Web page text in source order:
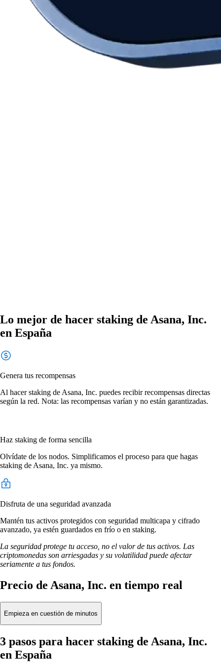
Lo mejor de hacer staking de Asana, Inc.
en España
Genera tus recompensas
Al hacer staking de Asana, Inc. puedes recibir recompensas directas
según la red. Nota: las recompensas varían y no están garantizadas.
Haz staking de forma sencilla
Olvídate de los nodos. Simplificamos el proceso para que hagas
staking de Asana, Inc. ya mismo.
Disfruta de una seguridad avanzada
Mantén tus activos protegidos con seguridad multicapa y cifrado
avanzado, ya estén guardados en frío o en staking.
La seguridad protege tu acceso, no el valor de tus activos. Las
criptomonedas son arriesgadas y su volatilidad puede afectar
seriamente a tus fondos.
Precio de Asana, Inc. en tiempo real
Empieza en cuestión de minutos
3 pasos para hacer staking de Asana, Inc.
en España